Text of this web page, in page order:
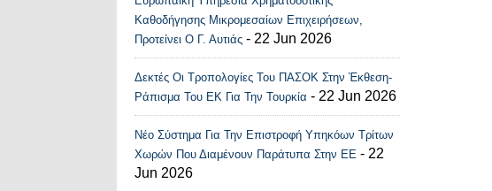
Καθοδήγησης Μικρομεσαίων Επιχειρήσεων,
Προτείνει Ο Γ. Αυτιάς - 22 Jun 2026
Δεκτές Οι Τροπολογίες Του ΠΑΣΟΚ Στην Έκθεση-
Ράπισμα Του ΕΚ Για Την Τουρκία - 22 Jun 2026
Νέο Σύστημα Για Την Επιστροφή Υπηκόων Τρίτων
Χωρών Που Διαμένουν Παράτυπα Στην ΕΕ - 22
Jun 2026